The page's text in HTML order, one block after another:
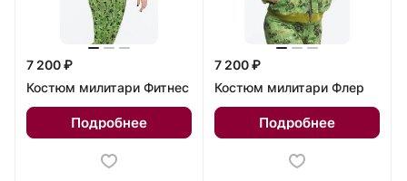
7 200 ₽
Костюм милитари Фитнес
Подробнее
7 200 ₽
Костюм милитари Флер
Подробнее